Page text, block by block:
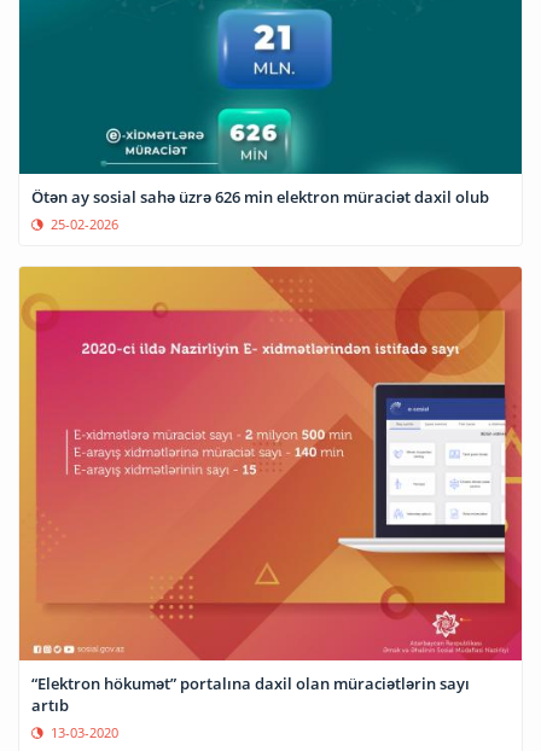
Ötən ay sosial sahə üzrə 626 min elektron müraciət daxil olub
25-02-2026
“Elektron hökumət” portalına daxil olan müraciətlərin sayı
artıb
13-03-2020